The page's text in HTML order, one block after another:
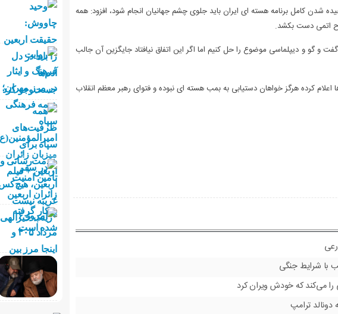
شدن کامل برنامه هسته ای ایران باید جلوی چشم جهانیان انجام شود، افزود: همه
اتمی دست بکشد.
و گو و دیپلماسی موضوع را حل کنیم اما اگر این اتفاق نیافتاد جایگزین آن جالب
کرده هرگز خواهان دستیابی به بمب هسته ای نبوده و فتوای رهبر معظم انقلاب
با شرایط جنگی
را می‌کند که خودش ویران کرد
ترامپ